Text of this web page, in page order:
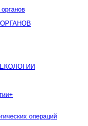
+
операций